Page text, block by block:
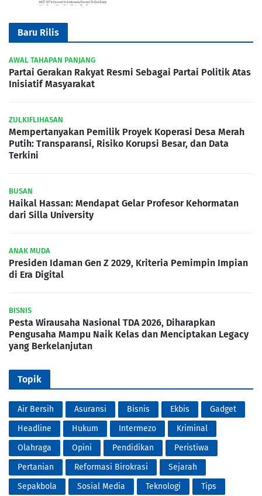
Baru Rilis
AWAL TAHAPAN PANJANG
Partai Gerakan Rakyat Resmi Sebagai Partai Politik Atas
Inisiatif Masyarakat
ZULKIFLIHASAN
Mempertanyakan Pemilik Proyek Koperasi Desa Merah
Putih: Transparansi, Risiko Korupsi Besar, dan Data
Terkini
BUSAN
Haikal Hassan: Mendapat Gelar Profesor Kehormatan
dari Silla University
ANAK MUDA
Presiden Idaman Gen Z 2029, Kriteria Pemimpin Impian
di Era Digital
BISNIS
Pesta Wirausaha Nasional TDA 2026, Diharapkan
Pengusaha Mampu Naik Kelas dan Menciptakan Legacy
yang Berkelanjutan
Topik
Air Bersih Asuransi Bisnis Ekbis
Gadget
Headline
Hukum Intermezo
Kriminal
Olahraga
Opini Pendidikan
Peristiwa
Pertanian
Reformasi Birokrasi
Sejarah
Sepakbola
Sosial Media Teknologi Tips